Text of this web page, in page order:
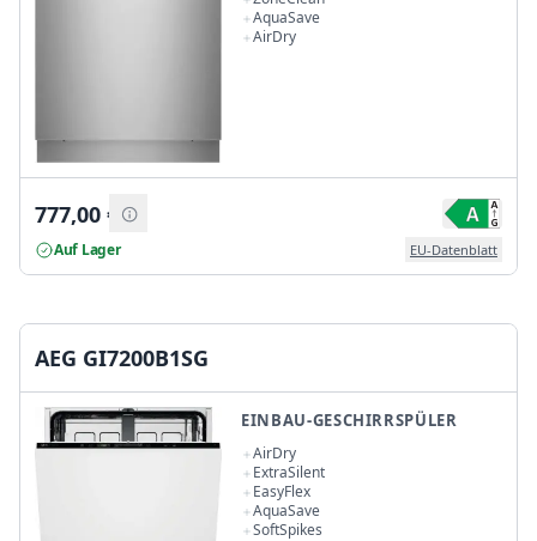
AquaSave
AirDry
777,00 €
Auf Lager EU-Datenblatt
AEG GI7200B1SG
EINBAU-GESCHIRRSPÜLER
AirDry
ExtraSilent
EasyFlex
AquaSave
SoftSpikes